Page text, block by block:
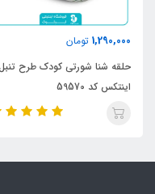
1,290,000 تومان
حلقه شنا شورتی کودک طرح
اینتکس کد 59570